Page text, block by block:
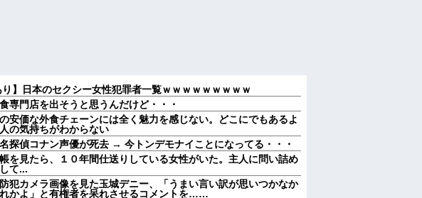
り】日本のセクシー女性犯罪者一覧ｗｗｗｗｗｗｗｗｗ
専門店を出そうと思うんだけど・・・
安価な外食チェーンには全く魅力を感じない。どこにでもあるよ
の気持ちがわからない
名探偵コナン声優が死去 → 今トンデモナイことになってる・・・
を見たら、１０年間仕送りしている女性がいた。主人に問い詰め
て...
犯カメラ画像を見た玉城デニー、「うまい言い訳が思いつかなか
かよ」と有権者を呆れさせるコメントを……